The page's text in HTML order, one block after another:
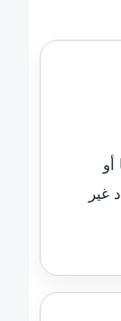
غير